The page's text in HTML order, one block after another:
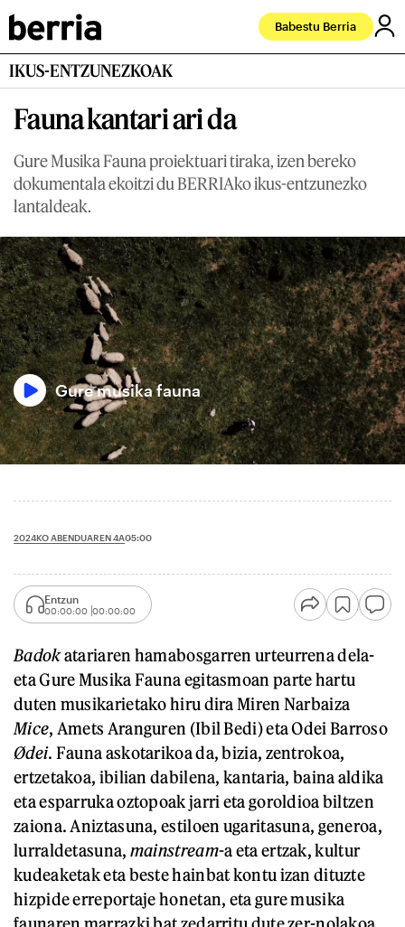
Babestu Berria
IKUS-ENTZUNEZKOAK
Fauna kantari ari da
Gure Musika Fauna proiektuari tiraka, izen bereko
dokumentala ekoitzi du BERRIAko ikus-entzunezko
lantaldeak.
Gure musika fauna
2024KO ABENDUAREN 4A05:00
Entzun
00:00:00 00:00:00
Badokatariaren hamabosgarren urteurrena dela-
eta Gure Musika Fauna egitasmoan parte hartu
duten musikarietako hiru dira Miren Narbaiza
Mice, Amets Aranguren (Ibil Bedi) eta Odei Barroso
Ødei. Fauna askotarikoa da, bizia, zentrokoa,
ertzetakoa, ibilian dabilena, kantaria, baina aldika
eta esparruka oztopoak jarri eta goroldioa biltzen
zaiona. Aniztasuna, estiloen ugaritasuna, generoa,
lurraldetasuna, mainstream-a eta ertzak, kultur
kudeaketak eta beste hainbat kontu izan dituzte
hizpide erreportaje honetan, eta gure musika